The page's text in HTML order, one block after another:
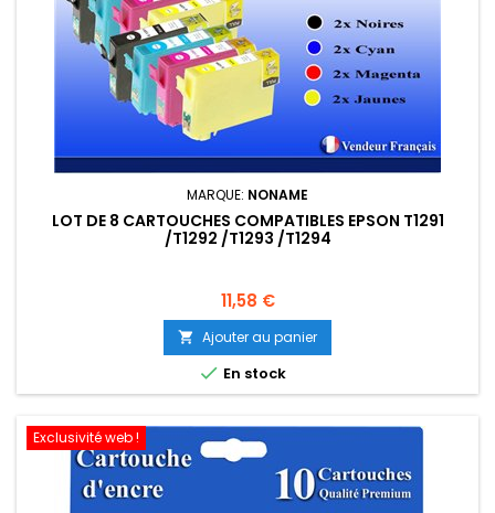
MARQUE: NONAME
LOT DE 8 CARTOUCHES COMPATIBLES EPSON T1291
/T1292 /T1293 /T1294
Prix
11,58 €
 Ajouter au panier
 En stock
Exclusivité web !